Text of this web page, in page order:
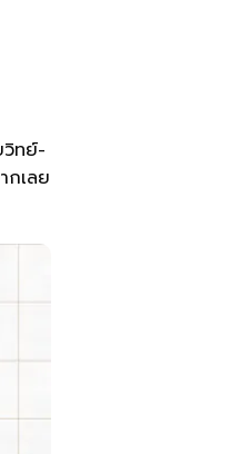
วิทย์-
กเลย